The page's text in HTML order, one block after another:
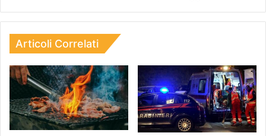
Articoli Correlati